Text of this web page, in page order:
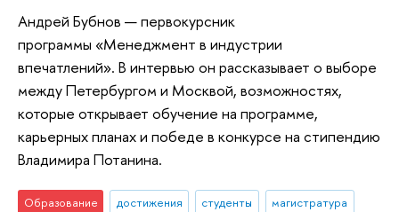
Андрей Бубнов — первокурсник
программы «Менеджмент в индустрии
впечатлений». В интервью он рассказывает о выборе
между Петербургом и Москвой, возможностях,
которые открывает обучение на программе,
карьерных планах и победе в конкурсе на стипендию
Владимира Потанина.
Образование достижения студенты магистратура